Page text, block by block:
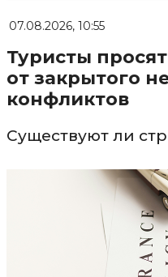
07.08.2026, 10:55
Туристы
от закрытого
конфликтов
Существуют ли